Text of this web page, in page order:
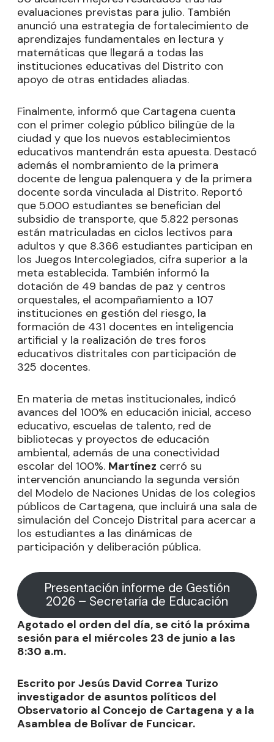
evaluaciones previstas para julio. También
anunció una estrategia de fortalecimiento de
aprendizajes fundamentales en lectura y
matemáticas que llegará a todas las
instituciones educativas del Distrito con
apoyo de otras entidades aliadas.
Finalmente, informó que Cartagena cuenta
con el primer colegio público bilingüe de la
ciudad y que los nuevos establecimientos
educativos mantendrán esta apuesta. Destacó
además el nombramiento de la primera
docente de lengua palenquera y de la primera
docente sorda vinculada al Distrito. Reportó
que 5.000 estudiantes se benefician del
subsidio de transporte, que 5.822 personas
están matriculadas en ciclos lectivos para
adultos y que 8.366 estudiantes participan en
los Juegos Intercolegiados, cifra superior a la
meta establecida. También informó la
dotación de 49 bandas de paz y centros
orquestales, el acompañamiento a 107
instituciones en gestión del riesgo, la
formación de 431 docentes en inteligencia
artificial y la realización de tres foros
educativos distritales con participación de
325 docentes.
En materia de metas institucionales, indicó
avances del 100% en educación inicial, acceso
educativo, escuelas de talento, red de
bibliotecas y proyectos de educación
ambiental, además de una conectividad
escolar del 100%. Martínez cerró su
intervención anunciando la segunda versión
del Modelo de Naciones Unidas de los colegios
públicos de Cartagena, que incluirá una sala de
simulación del Concejo Distrital para acercar a
los estudiantes a las dinámicas de
participación y deliberación pública.
Presentación informe de Gestión
2026 – Secretaría de Educación
Agotado el orden del día, se citó la próxima
sesión para el miércoles 23 de junio a las
8:30 a.m.
Escrito por Jesús David Correa Turizo
investigador de asuntos políticos del
Observatorio al Concejo de Cartagena y a la
Asamblea de Bolívar de Funcicar.